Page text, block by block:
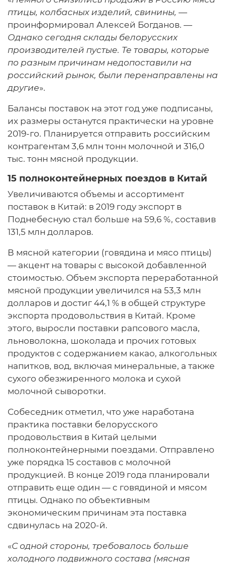
птицы, колбасных изделий, свинины, —
проинформировал Алексей Богданов. —
Однако сегодня склады белорусских
производителей пустые. Те товары, которые
по разным причинам недопоставили на
российский рынок, были перенаправлены на
другие».
Балансы поставок на этот год уже подписаны,
их размеры останутся практически на уровне
2019-го. Планируется отправить российским
контрагентам 3,6 млн тонн молочной и 316,0
тыс. тонн мясной продукции.
15 полноконтейнерных поездов в Китай
Увеличиваются объемы и ассортимент
поставок в Китай: в 2019 году экспорт в
Поднебесную стал больше на 59,6 %, составив
131,5 млн долларов.
В мясной категории (говядина и мясо птицы)
— акцент на товары с высокой добавленной
стоимостью. Объем экспорта переработанной
мясной продукции увеличился на 53,3 млн
долларов и достиг 44,1 % в общей структуре
экспорта продовольствия в Китай. Кроме
этого, выросли поставки рапсового масла,
льноволокна, шоколада и прочих готовых
продуктов с содержанием какао, алкогольных
напитков, вод, включая минеральные, а также
сухого обезжиренного молока и сухой
молочной сыворотки.
Собеседник отметил, что уже наработана
практика поставки белорусского
продовольствия в Китай целыми
полноконтейнерными поездами. Отправлено
уже порядка 15 составов с молочной
продукцией. В конце 2019 года планировали
отправить еще один — с говядиной и мясом
птицы. Однако по объективным
экономическим причинам эта поставка
сдвинулась на 2020-й.
«С одной стороны, требовалось больше
холодного подвижного состава (мясная